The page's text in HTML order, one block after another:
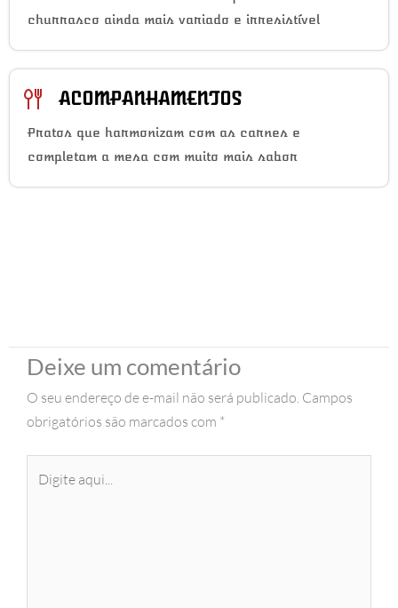
churrasco ainda mais variado e irresistível
ACOMPANHAMENTOS
Pratos que harmonizam com as carnes e
completam a mesa com muito mais sabor
Deixe um comentário
O seu endereço de e-mail não será publicado. Campos
obrigatórios são marcados com *
aqui...